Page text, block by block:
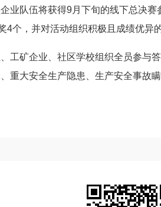
业队伍将获得9月下旬的线下总决
个，并对活动组织积极且成绩优异
工矿企业、社区学校组织全员参与
重大安全生产隐患、生产安全事故